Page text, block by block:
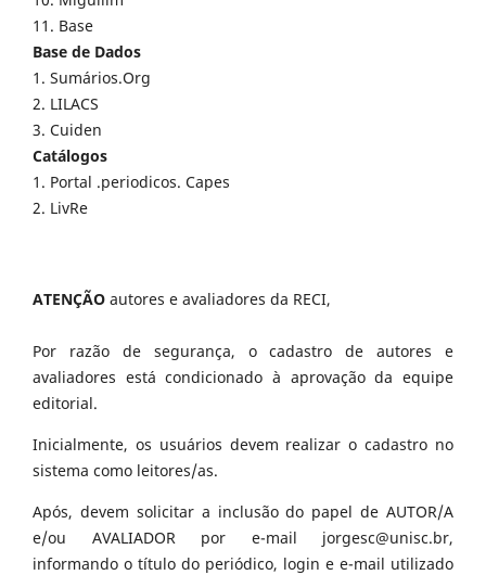
11. Base
Base de Dados
1. Sumários.Org
2. LILACS
3. Cuiden
Catálogos
1. Portal .periodicos. Capes
2. LivRe
ATENÇÃO autores e avaliadores da RECI,
Por razão de segurança, o cadastro de autores e
avaliadores está condicionado à aprovação da equipe
editorial.
Inicialmente, os usuários devem realizar o cadastro no
sistema como leitores/as.
Após, devem solicitar a inclusão do papel de AUTOR/A
e/ou AVALIADOR por e-mail jorgesc@unisc.br,
informando o título do periódico, login e e-mail utilizado